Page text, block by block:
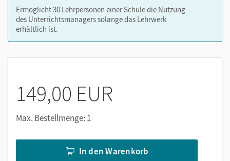
Ermöglicht 30 Lehrpersonen einer Schule die Nutzung
des Unterrichtsmanagers solange das Lehrwerk
erhältlich ist.
149,00 EUR
Max. Bestellmenge: 1
In den Warenkorb